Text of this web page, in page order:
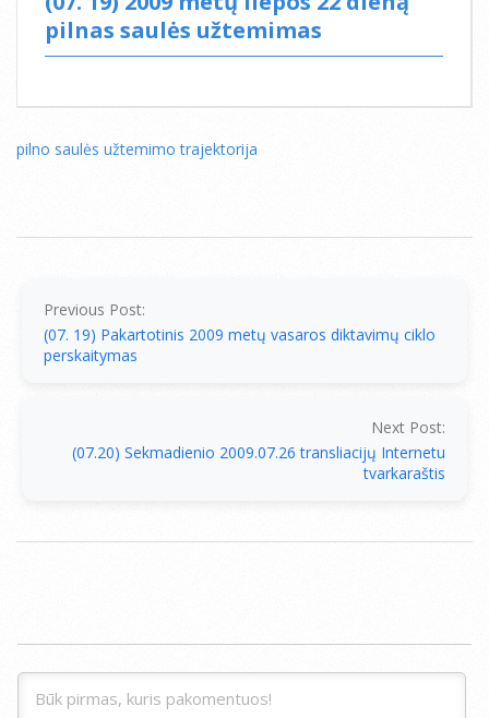
pilnas saulės užtemimas
pilno saulės užtemimo trajektorija
Previous Post:
(07. 19) Pakartotinis 2009 metų vasaros diktavimų ciklo
perskaitymas
Next Post:
(07.20) Sekmadienio 2009.07.26 transliacijų Internetu
tvarkaraštis